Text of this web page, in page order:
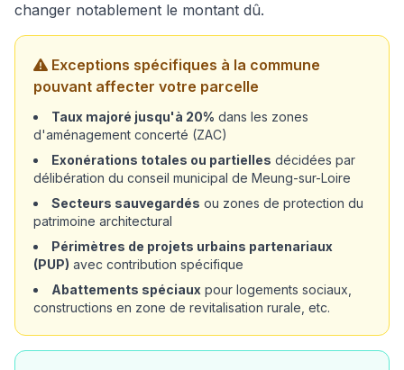
changer notablement le montant dû.
Exceptions spécifiques à la commune
pouvant affecter votre parcelle
Taux majoré jusqu'à 20% dans les zones
d'aménagement concerté (ZAC)
Exonérations totales ou partielles décidées par
délibération du conseil municipal de Meung-sur-Loire
Secteurs sauvegardés ou zones de protection du
patrimoine architectural
Périmètres de projets urbains partenariaux
(PUP) avec contribution spécifique
Abattements spéciaux pour logements sociaux,
constructions en zone de revitalisation rurale, etc.